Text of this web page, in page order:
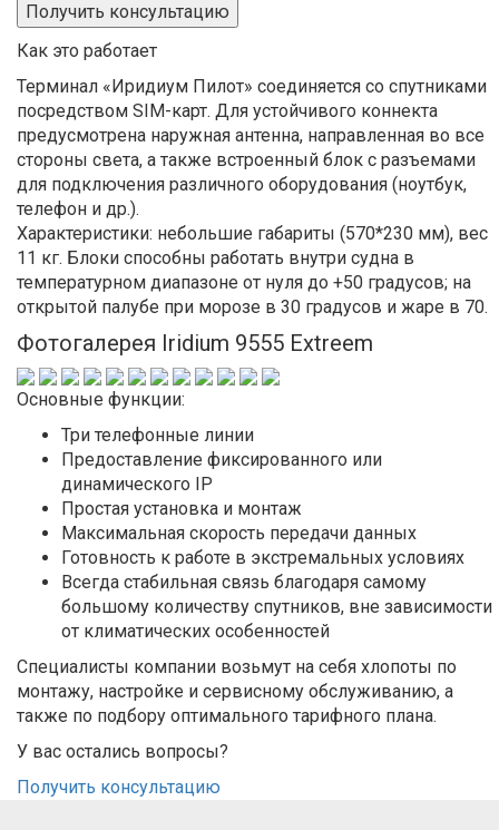
Получить консультацию
Как это работает
Терминал «Иридиум Пилот» соединяется со спутниками
посредством SIM-карт. Для устойчивого коннекта
предусмотрена наружная антенна, направленная во все
стороны света, а также встроенный блок с разъемами
для подключения различного оборудования (ноутбук,
телефон и др.).
Характеристики: небольшие габариты (570*230 мм), вес
11 кг. Блоки способны работать внутри судна в
температурном диапазоне от нуля до +50 градусов; на
открытой палубе при морозе в 30 градусов и жаре в 70.
Фотогалерея Iridium 9555 Extreem
Основные функции:
Три телефонные линии
Предоставление фиксированного или
динамического IP
Простая установка и монтаж
Максимальная скорость передачи данных
Готовность к работе в экстремальных условиях
Всегда стабильная связь благодаря самому
большому количеству спутников, вне зависимости
от климатических особенностей
Специалисты компании возьмут на себя хлопоты по
монтажу, настройке и сервисному обслуживанию, а
также по подбору оптимального тарифного плана.
У вас остались вопросы?
Получить консультацию